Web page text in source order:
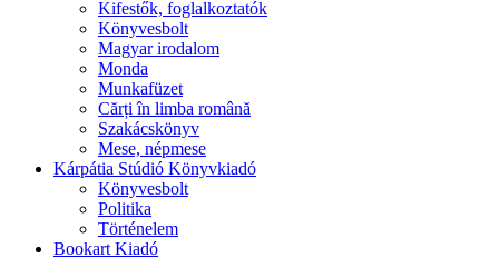
Kifestők, foglalkoztatók
Könyvesbolt
Magyar irodalom
Monda
Munkafüzet
Cărți în limba română
Szakácskönyv
Mese, népmese
Kárpátia Stúdió Könyvkiadó
Könyvesbolt
Politika
Történelem
Bookart Kiadó